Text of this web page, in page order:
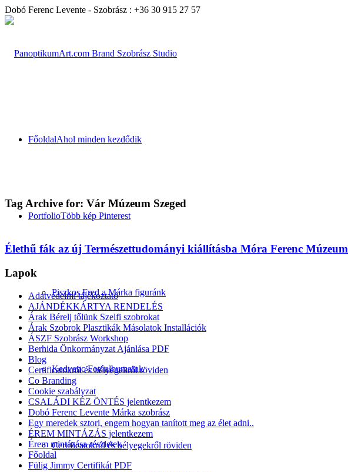
Dobó Ferenc Levente - Szobrász : +36 30 915 27 57
FőoldalAhol minden kezdődik
PortfolioTöbb kép Pinterest
Piszkos Fred a Márka figuránk
Kedvenc Fotóalbumaink
Certificatokról és bélyegekről röviden
Tag Archive for: Vár Múzeum Szeged
Élethű fák az új Természettudományi kiállításba Móra Ferenc Múzeum
Lapok
Adatvédelmi tájékoztató
AJÁNDÉKKÁRTYA RENDELÉS
Árak Bérelj tőlünk Szelfi szobrokat
Árak Szobrok Plasztikák Másolatok Installációk
ÁSZF Szobrász Workshop
Berhida Önkormányzat Ajánlása PDF
Blog
Certificatokról és bélyegekről röviden
Co Branding
Cookie szabályzat
CSALÁDI KÉZ ÖNTÉS jelentkezem
Dobó Ferenc Levente Márka szobrász
Egy meredek sztori, engem hogyan tanított meg az élet adni..
ÉREM MINTÁZÁS jelentkezem
Érem mintázása részletek
Főoldal
Fülig Jimmy Certifikát PDF